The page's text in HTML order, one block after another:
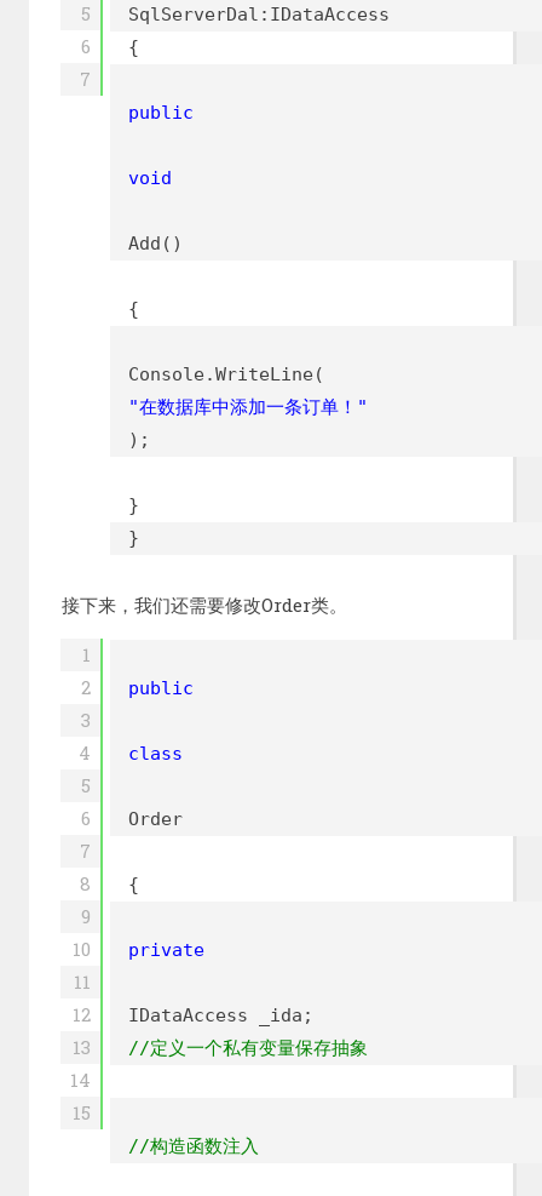
5
6
7
SqlServerDal:IDataAccess
{
public
void
Add()
{
Console.WriteLine(
"在数据库中添加一条订单！"
);
}
}
接下来，我们还需要修改Order类。
1
2
3
4
5
6
7
8
9
10
11
12
13
14
15
public
class
Order
{
private
IDataAccess _ida;
//定义一个私有变量保存抽象
//构造函数注入